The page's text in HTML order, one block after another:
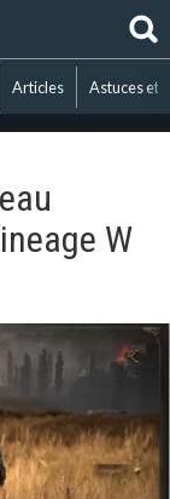
Articles Astuces et
W